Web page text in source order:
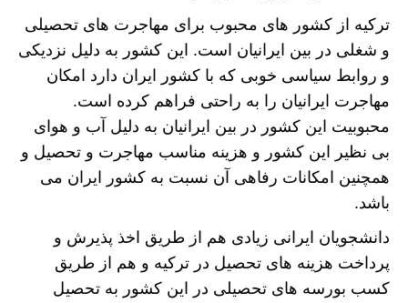
ترکیه از کشور های محبوب برای مهاجرت های تحصیلی
و شغلی در بین ایرانیان است. این کشور به دلیل نزدیکی
و روابط سیاسی خوبی که با کشور ایران دارد امکان
مهاجرت ایرانیان را به راحتی فراهم کرده است.
محبوبیت این کشور در بین ایرانیان به دلیل آب و هوای
بی نظیر این کشور و هزینه مناسب مهاجرت و تحصیل و
همچنین امکانات رفاهی آن نسبت به کشور ایران می
باشد.
دانشجویان ایرانی زیادی هم از طریق اخذ پذیرش و
پرداخت هزینه های تحصیل در ترکیه و هم از طریق
کسب بورسه های تحصیلی در این کشور به تحصیل